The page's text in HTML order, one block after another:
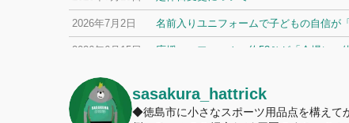
2026年7月2日 名前入りユニフォームで子どもの自信が
2026年6月15日 応援ユニフォーム、約53％が「会場に一
sasakura_hattrick
◆徳島市に小さなスポーツ用品点を構えて